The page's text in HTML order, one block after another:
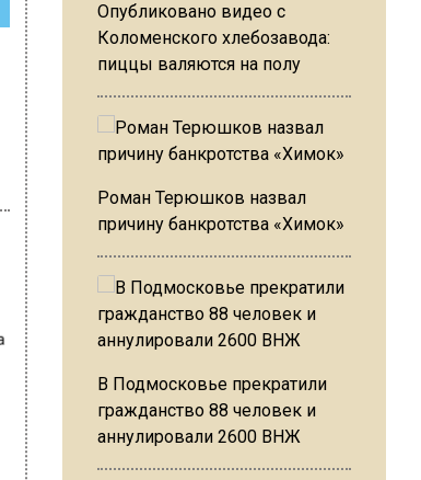
Опубликовано видео с
Коломенского хлебозавода:
пиццы валяются на полу
Роман Терюшков назвал
причину банкротства «Химок»
В Подмосковье прекратили
гражданство 88 человек и
аннулировали 2600 ВНЖ